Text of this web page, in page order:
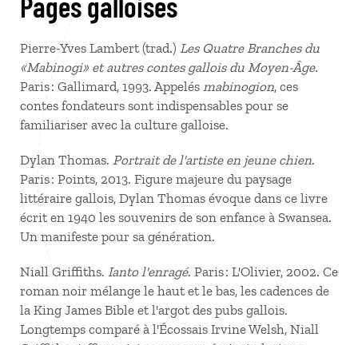
Pierre-Yves Lambert (trad.) Les Quatre Branches du
«Mabinogi» et autres contes gallois du Moyen-Âge.
Paris : Gallimard, 1993. Appelés mabinogion, ces
contes fondateurs sont indispensables pour se
familiariser avec la culture galloise.
Dylan Thomas. Portrait de l'artiste en jeune chien.
Paris : Points, 2013. Figure majeure du paysage
littéraire gallois, Dylan Thomas évoque dans ce livre
écrit en 1940 les souvenirs de son enfance à Swansea.
Un manifeste pour sa génération.
Niall Griffiths. Ianto l'enragé. Paris : L'Olivier, 2002. Ce
roman noir mélange le haut et le bas, les cadences de
la King James Bible et l'argot des pubs gallois.
Longtemps comparé à l'Écossais Irvine Welsh, Niall